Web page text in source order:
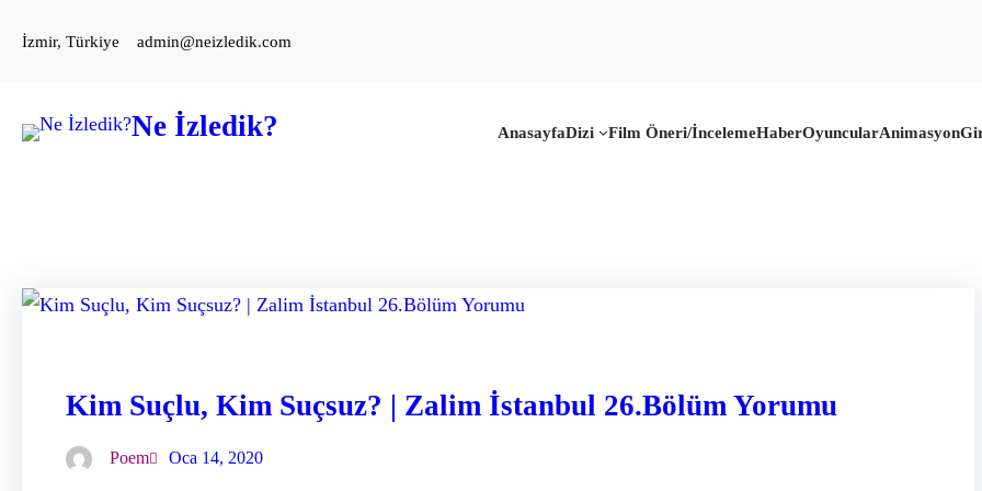
geçİzmir, Türkiye admin@neizledik.com
Ne İzledik? AnasayfaDizi Film Öneri/İncelemeHaberOyuncularAnimasyon
Kim Suçlu, Kim Suçsuz? | Zalim İstanbul 26.Bölüm Yorumu
Poem Oca 14, 2020